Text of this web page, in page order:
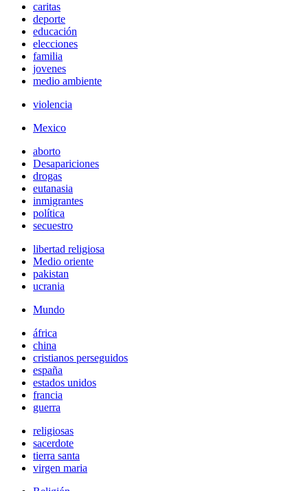
caritas
deporte
educación
elecciones
familia
jovenes
medio ambiente
violencia
Mexico
aborto
Desapariciones
drogas
eutanasia
inmigrantes
política
secuestro
libertad religiosa
Medio oriente
pakistan
ucrania
Mundo
áfrica
china
cristianos perseguidos
españa
estados unidos
francia
guerra
religiosas
sacerdote
tierra santa
virgen maria